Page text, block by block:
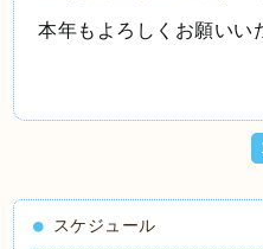
本年もよろしくお願いい
スケジュール